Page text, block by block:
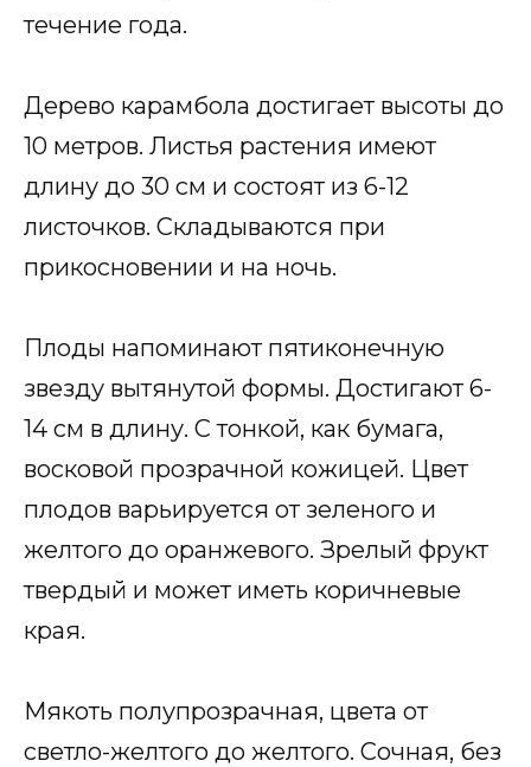
течение года.
Дерево карамбола достигает высоты до
10 метров. Листья растения имеют
длину до 30 см и состоят из 6-12
листочков. Складываются при
прикосновении и на ночь.
Плоды напоминают пятиконечную
звезду вытянутой формы. Достигают 6-
14 см в длину. С тонкой, как бумага,
восковой прозрачной кожицей. Цвет
плодов варьируется от зеленого и
желтого до оранжевого. Зрелый фрукт
твердый и может иметь коричневые
края.
Мякоть полупрозрачная, цвета от
светло-желтого до желтого. Сочная, без